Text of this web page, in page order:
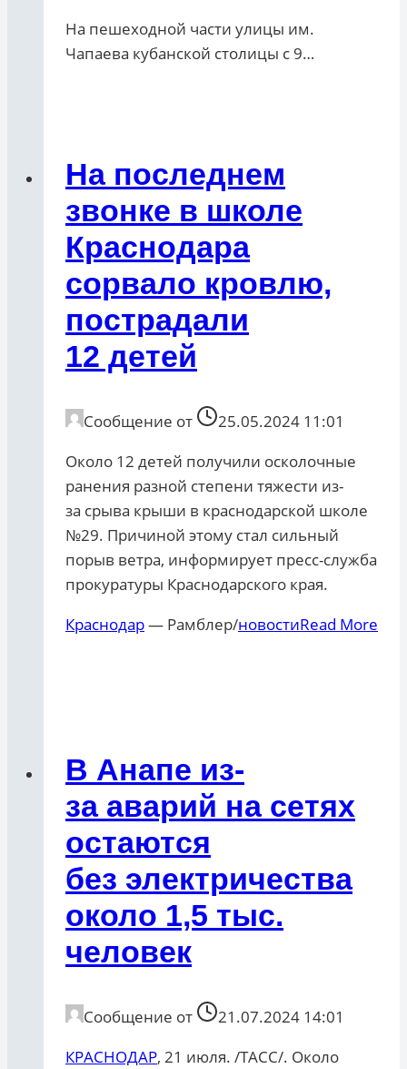
На пешеходной части улицы им.
Чапаева кубанской столицы с 9…
На последнем
звонке в школе
Краснодара
сорвало кровлю,
пострадали
12 детей
Сообщение от
25.05.2024 11:01
Около 12 детей получили осколочные
ранения разной степени тяжести из-
за срыва крыши в краснодарской школе
№29. Причиной этому стал сильный
порыв ветра, информирует пресс-служба
прокуратуры Краснодарского края.
Краснодар— Рамблер/новостиRead More
В Анапе из-
за аварий на сетях
остаются
без электричества
около 1,5 тыс.
человек
Сообщение от
21.07.2024 14:01
КРАСНОДАР, 21 июля. /ТАСС/. Около